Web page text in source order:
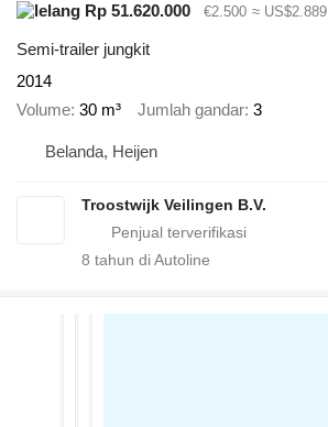
Rp 51.620.000
€2.500 ≈ US$2.889
Semi-trailer jungkit
2014
Volume 30 m³ Jumlah gandar 3
Belanda, Heijen
Troostwijk Veilingen B.V.
8 tahun di Autoline